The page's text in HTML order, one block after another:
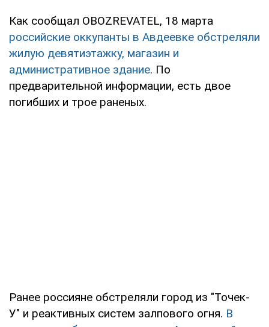
Как сообщал OBOZREVATEL, 18 марта
российские оккупанты в Авдеевке обстреляли
жилую девятиэтажку, магазин и
административное здание. По
предварительной информации, есть двое
погибших и трое раненых.
Ранее россияне обстреляли город из "Точек-
У" и реактивных систем залпового огня. В